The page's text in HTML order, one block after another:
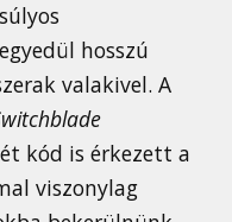
hosszú
valakivel. A
kód is érkezett a
viszonylag